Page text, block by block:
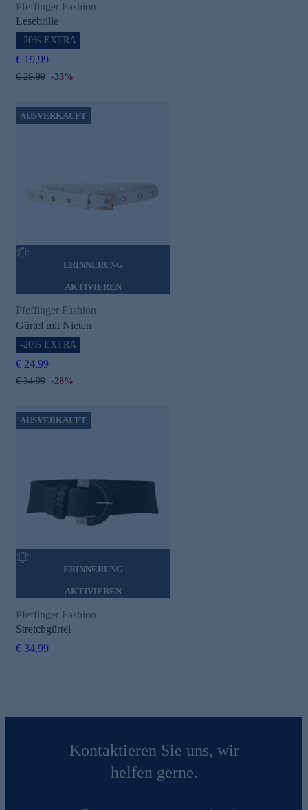
Pfeffinger Fashion
Lesebrille
-20% EXTRA
€ 19,99
€ 29,99 -33%
AUSVERKAUFT
ERINNERUNG
AKTIVIEREN
Pfeffinger Fashion
Gürtel mit Nieten
-20% EXTRA
€ 24,99
€ 34,99 -28%
AUSVERKAUFT
ERINNERUNG
AKTIVIEREN
Pfeffinger Fashion
Stretchgürtel
€ 34,99
Kontaktieren Sie uns, wir
helfen gerne.